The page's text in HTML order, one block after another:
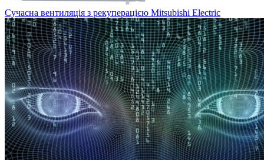
Сучасна вентиляція з рекуперацією Mitsubishi Electric